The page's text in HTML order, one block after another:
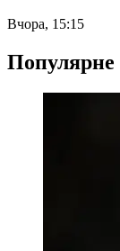
Вчора, 15:15
Популярне